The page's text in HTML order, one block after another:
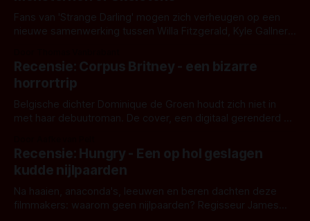
Fans van 'Strange Darling' mogen zich verheugen op een
nieuwe samenwerking tussen Willa Fitzgerald, Kyle Gallner
'Skeletons', een nieuwe creature feature waarvoor de
opnames zijn gestart in Australië.
Recensie: Corpus Britney - een bizarre
horrortrip
Belgische dichter Dominique de Groen houdt zich niet in
met haar debuutroman. De cover, een digitaal gerenderd en
achtergrond, belooft iets kleurrijks maar onheilspellends,
iets ongrijpbaars. En dat maakt De Groen met ieder woord
waar.
Recensie: Hungry - Een op hol geslagen
kudde nijlpaarden
Na haaien, anaconda's, leeuwen en beren dachten deze
filmmakers: waarom geen nijlpaarden? Regisseur James